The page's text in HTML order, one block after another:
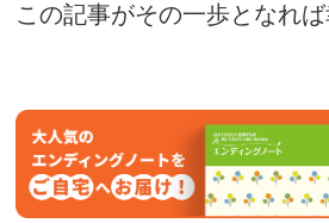
この記事がその一歩となれば